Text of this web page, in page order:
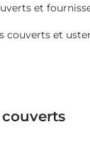
et
couverts et